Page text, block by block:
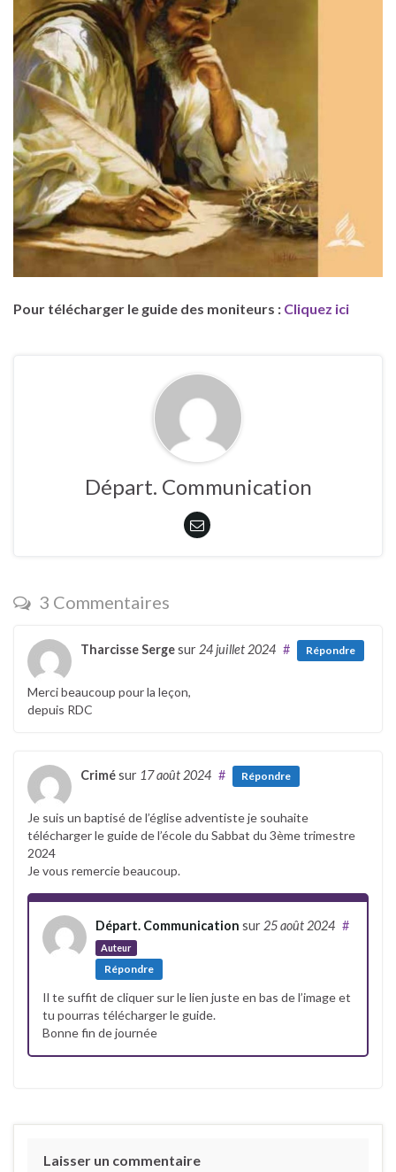
Pour télécharger le guide des moniteurs : Cliquez ici
Départ. Communication
3 Commentaires
Tharcisse Sergesur 24 juillet 2024 # Répondre
Merci beaucoup pour la leçon,
depuis RDC
Crimésur 17 août 2024 # Répondre
Je suis un baptisé de l’église adventiste je souhaite
télécharger le guide de l’école du Sabbat du 3ème trimestre
2024
Je vous remercie beaucoup.
Départ. Communication sur 25 août 2024
Auteur
#
Répondre
Il te suffit de cliquer sur le lien juste en bas de l’image et
tu pourras télécharger le guide.
Bonne fin de journée
Laisser un commentaire